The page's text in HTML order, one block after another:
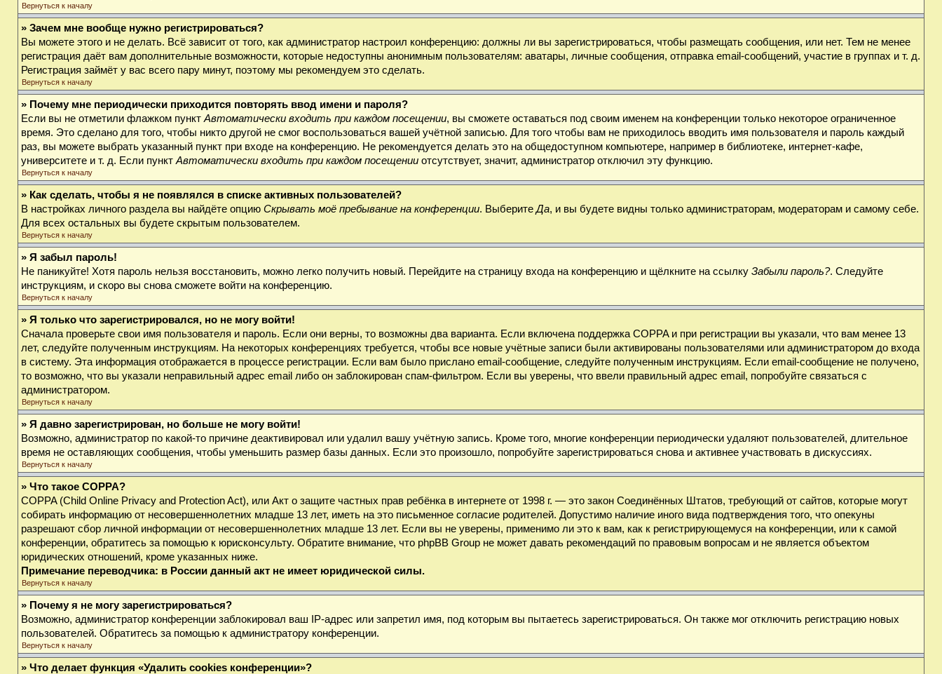
Вернуться к началу
» Зачем мне вообще нужно регистрироваться?
Вы можете этого и не делать. Всё зависит от того, как администратор настроил конференцию: должны ли вы зарегистрироваться, чтобы размещать сообщения, или нет. Тем не менее
регистрация даёт вам дополнительные возможности, которые недоступны анонимным пользователям: аватары, личные сообщения, отправка email-сообщений, участие в группах и т. д.
Регистрация займёт у вас всего пару минут, поэтому мы рекомендуем это сделать.
Вернуться к началу
» Почему мне периодически приходится повторять ввод имени и пароля?
Если вы не отметили флажком пункт Автоматически входить при каждом посещении, вы сможете оставаться под своим именем на конференции только некоторое ограниченное
время. Это сделано для того, чтобы никто другой не смог воспользоваться вашей учётной записью. Для того чтобы вам не приходилось вводить имя пользователя и пароль каждый
раз, вы можете выбрать указанный пункт при входе на конференцию. Не рекомендуется делать это на общедоступном компьютере, например в библиотеке, интернет-кафе,
университете и т. д. Если пункт Автоматически входить при каждом посещении отсутствует, значит, администратор отключил эту функцию.
Вернуться к началу
» Как сделать, чтобы я не появлялся в списке активных пользователей?
В настройках личного раздела вы найдёте опцию Скрывать моё пребывание на конференции. ВыберитеДа, и вы будете видны только администраторам, модераторам и самому себе.
Для всех остальных вы будете скрытым пользователем.
Вернуться к началу
» Я забыл пароль!
Не паникуйте! Хотя пароль нельзя восстановить, можно легко получить новый. Перейдите на страницу входа на конференцию и щёлкните на ссылку Забыли пароль?. Следуйте
инструкциям, и скоро вы снова сможете войти на конференцию.
Вернуться к началу
» Я только что зарегистрировался, но не могу войти!
Сначала проверьте свои имя пользователя и пароль. Если они верны, то возможны два варианта. Если включена поддержка COPPA и при регистрации вы указали, что вам менее 13
лет, следуйте полученным инструкциям. На некоторых конференциях требуется, чтобы все новые учётные записи были активированы пользователями или администратором до входа
в систему. Эта информация отображается в процессе регистрации. Если вам было прислано email-сообщение, следуйте полученным инструкциям. Если email-сообщение не получено,
то возможно, что вы указали неправильный адрес email либо он заблокирован спам-фильтром. Если вы уверены, что ввели правильный адрес email, попробуйте связаться с
администратором.
Вернуться к началу
» Я давно зарегистрирован, но больше не могу войти!
Возможно, администратор по какой-то причине деактивировал или удалил вашу учётную запись. Кроме того, многие конференции периодически удаляют пользователей, длительное
время не оставляющих сообщения, чтобы уменьшить размер базы данных. Если это произошло, попробуйте зарегистрироваться снова и активнее участвовать в дискуссиях.
Вернуться к началу
» Что такое COPPA?
COPPA (Child Online Privacy and Protection Act), или Акт о защите частных прав ребёнка в интернете от 1998 г. — это закон Соединённых Штатов, требующий от сайтов, которые могут
собирать информацию от несовершеннолетних младше 13 лет, иметь на это письменное согласие родителей. Допустимо наличие иного вида подтверждения того, что опекуны
разрешают сбор личной информации от несовершеннолетних младше 13 лет. Если вы не уверены, применимо ли это к вам, как к регистрирующемуся на конференции, или к самой
конференции, обратитесь за помощью к юрисконсульту. Обратите внимание, что phpBB Group не может давать рекомендаций по правовым вопросам и не является объектом
юридических отношений, кроме указанных ниже.
Примечание переводчика: в России данный акт не имеет юридической силы.
Вернуться к началу
» Почему я не могу зарегистрироваться?
Возможно, администратор конференции заблокировал ваш IP-адрес или запретил имя, под которым вы пытаетесь зарегистрироваться. Он также мог отключить регистрацию новых
пользователей. Обратитесь за помощью к администратору конференции.
Вернуться к началу
» Что делает функция «Удалить cookies конференции»?